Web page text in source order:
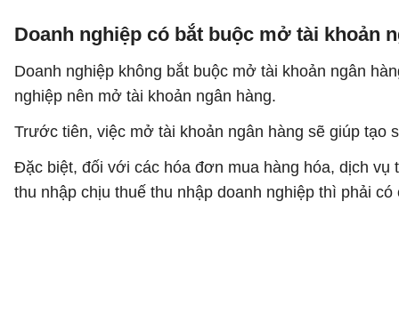
Doanh nghiệp có bắt buộc mở tài khoản
Doanh nghiệp không bắt buộc mở tài khoản ngân
nghiệp nên mở tài khoản ngân hàng.
Trước tiên, việc mở tài khoản ngân hàng sẽ giúp tạo
Đặc biệt, đối với các hóa đơn mua hàng hóa, dịch
thu nhập chịu thuế thu nhập doanh nghiệp thì phải